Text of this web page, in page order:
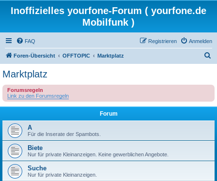
Inoffizielles yourfone-Forum ( yourfone.de
Mobilfunk )
FAQ Anmelden
Registrieren
Foren-Übersicht OFFTOPIC Marktplatz
e
Marktplatz
Forumsregeln
Link zu den Forumsregeln
Forum
A
Für die Inserate der Spambots.
Biete
Nur für private Kleinanzeigen. Keine gewerblichen Angebote.
Suche
Nur für private Kleinanzeigen.